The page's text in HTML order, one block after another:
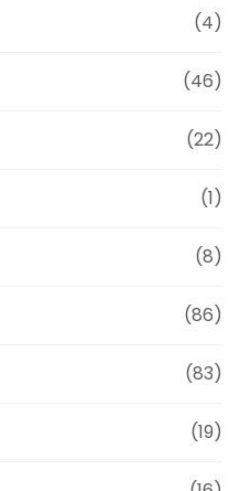
(4)
(46)
(22)
(1)
(8)
(86)
(83)
(19)